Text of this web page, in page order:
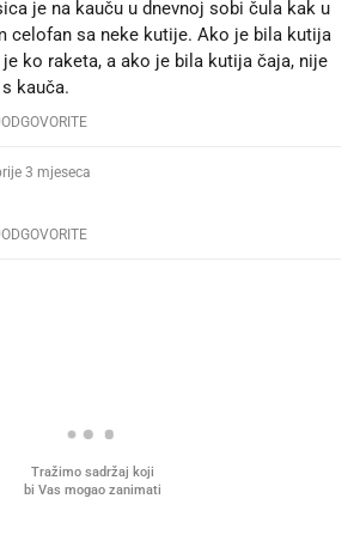
je na kauču u dnevnoj sobi čula kak u
celofan sa neke kutije. Ako je bila kutija
ko raketa, a ako je bila kutija čaja, nije
kauča.
ODGOVORITE
3 mjeseca
ODGOVORITE